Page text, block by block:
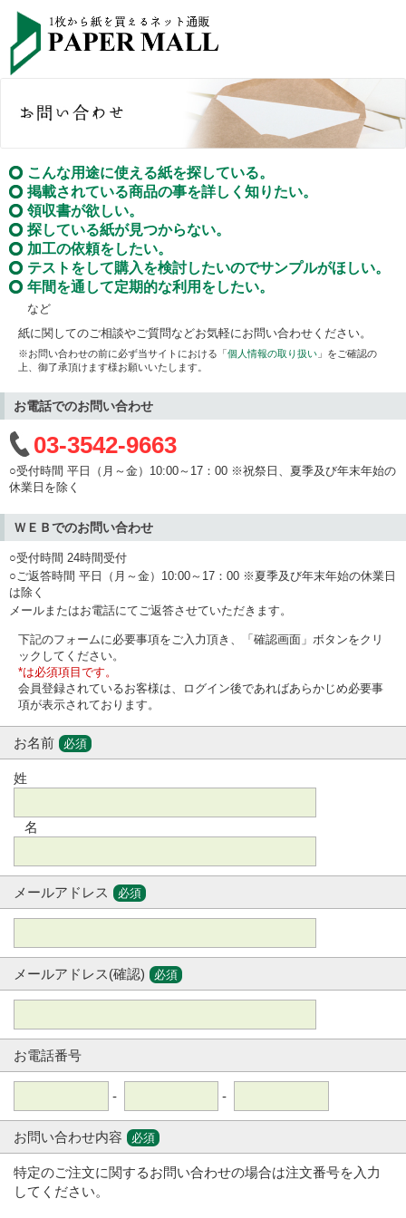
こんな用途に使える紙を探している。
掲載されている商品の事を詳しく知りたい。
領収書が欲しい。
探している紙が見つからない。
加工の依頼をしたい。
テストをして購入を検討したいのでサンプルがほしい。
年間を通して定期的な利用をしたい。
など
紙に関してのご相談やご質問などお気軽にお問い合わせください。
※お問い合わせの前に必ず当サイトにおける「個人情報の取り扱い 」をご確認の
上、御了承頂けます様お願いいたします。
お電話でのお問い合わせ
03-3542-9663
○受付時間 平日（月～金）10:00～17：00 ※祝祭日、夏季及び年末年始の
休業日を除く
ＷＥＢでのお問い合わせ
○受付時間 24時間受付
○ご返答時間 平日（月～金）10:00～17：00 ※夏季及び年末年始の休業日
は除く
メールまたはお電話にてご返答させていただきます。
下記のフォームに必要事項をご入力頂き、「確認画面」ボタンをクリ
ックしてください。
*は必須項目です。
会員登録されているお客様は、ログイン後であればあらかじめ必要事
項が表示されております。
お名前 必須
姓
名
メールアドレス 必須
メールアドレス(確認) 必須
お電話番号
- -
お問い合わせ内容 必須
特定のご注文に関するお問い合わせの場合は注文番号を入力
してください。